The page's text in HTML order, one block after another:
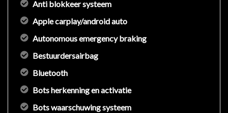
Anti blokkeer systeem
Apple carplay/android auto
Autonomous emergency braking
Bestuurdersairbag
Bluetooth
Bots herkenning en activatie
Bots waarschuwing systeem